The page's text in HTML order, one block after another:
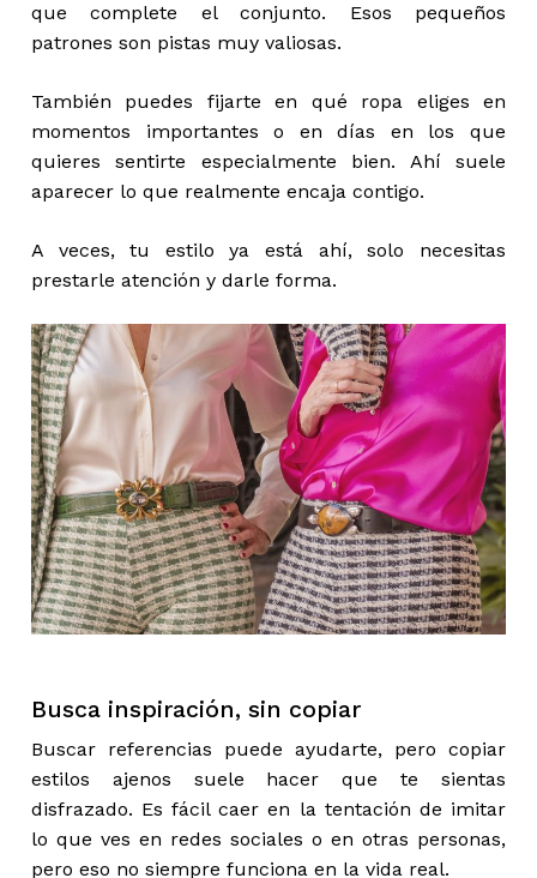
que complete el conjunto. Esos pequeños
patrones son pistas muy valiosas.
También puedes fijarte en qué ropa eliges en
momentos importantes o en días en los que
quieres sentirte especialmente bien. Ahí suele
aparecer lo que realmente encaja contigo.
A veces, tu estilo ya está ahí, solo necesitas
prestarle atención y darle forma.
Busca inspiración, sin copiar
Buscar referencias puede ayudarte, pero copiar
estilos ajenos suele hacer que te sientas
disfrazado. Es fácil caer en la tentación de imitar
lo que ves en redes sociales o en otras personas,
pero eso no siempre funciona en la vida real.